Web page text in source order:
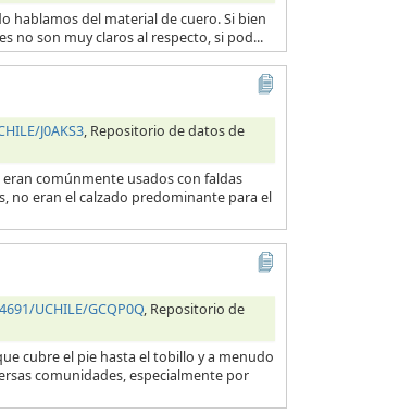
hablamos del material de cuero. Si bien
no son muy claros al respecto, si pod...
J0AKS3, Repositorio de datos de
eran comúnmente usados con faldas
no eran el calzado predominante para el
UCHILE/GCQP0Q, Repositorio de
cubre el pie hasta el tobillo y a menudo
comunidades, especialmente por